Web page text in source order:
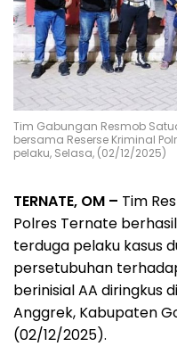
Tim Gabungan Resmob
bersama Reserse Kriminal
pelaku, Selasa, (02/12/2025)
TERNATE, OM – Tim
Polres Ternate
terduga pelaku kasus
persetubuhan
berinisial AA diringkus
Anggrek, Kabupaten
(02/12/2025).